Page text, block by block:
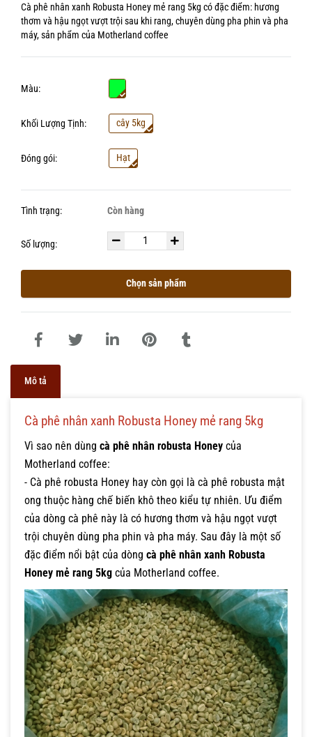
Cà phê nhân xanh Robusta Honey mẻ rang 5kg có đặc điểm: hương
thơm và hậu ngọt vượt trội sau khi rang, chuyên dùng pha phin và pha
máy, sản phẩm của Motherland coffee
Màu:
Khối Lượng Tịnh: cây 5kg
Đóng gói: Hạt
Tình trạng: Còn hàng
Số lượng:
Chọn sản phẩm
Mô tả
Cà phê nhân xanh Robusta Honey mẻ rang 5kg
Vì sao nên dùng cà phê nhân robusta Honey của
Motherland coffee:
- Cà phê robusta Honey hay còn gọi là cà phê robusta mật
ong thuộc hàng chế biến khô theo kiểu tự nhiên. Ưu điểm
của dòng cà phê này là có hương thơm và hậu ngọt vượt
trội chuyên dùng pha phin và pha máy. Sau đây là một số
đặc điểm nổi bật của dòng cà phê nhân xanh Robusta
Honey mẻ rang 5kg của Motherland coffee.